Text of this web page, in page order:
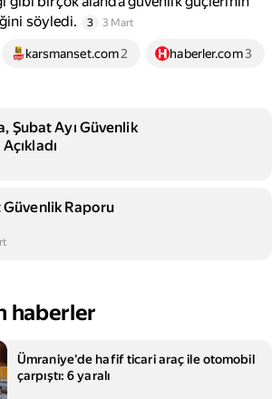
söyledi.
3 3 Mart
karsmanset.com2 haberler.com3
Şubat Ayı Güvenlik
Raporu
haberler
Ümraniye'de hafif ticari araç ile otomobil
çarpıştı: 6 yaralı